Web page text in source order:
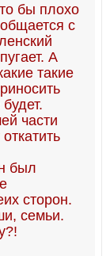
бы плохо
с
А
такие
части
был
сторон.
семьи.